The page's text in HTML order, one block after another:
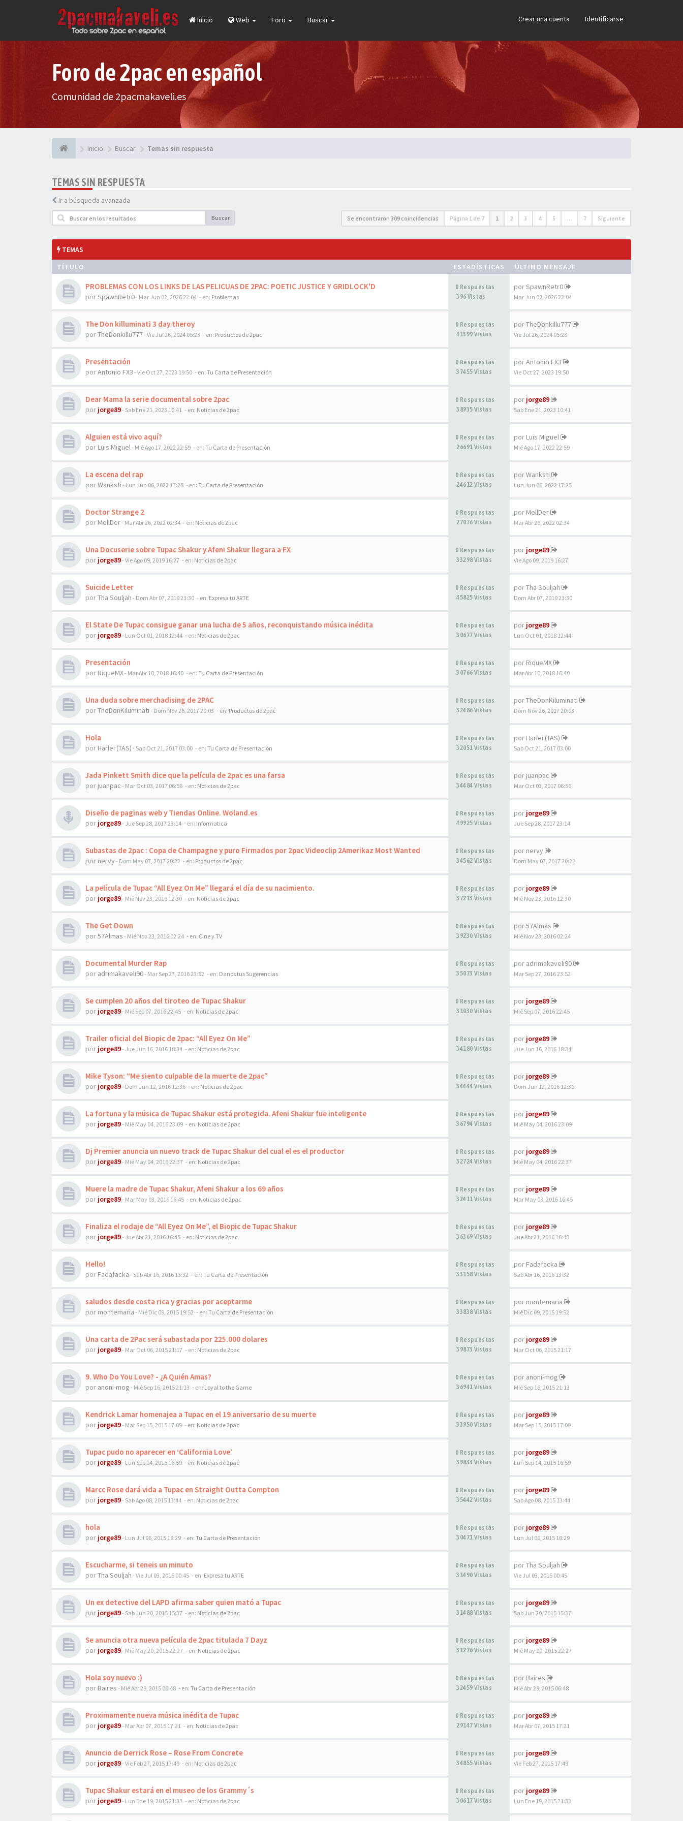
Inicio Web Foro Buscar Crear una cuenta Identificarse
Foro de 2pac en español
Comunidad de 2pacmakaveli.es
Inicio Buscar Temas sin respuesta
TEMAS SIN RESPUESTA
Ir a búsqueda avanzada
Buscar Se encontraron 309 coincidencias Página 1 de 7 1 2 3 4 5 … 7 Siguiente
TEMAS
TÍTULO
ESTADÍSTICAS ÚLTIMO MENSAJE
PROBLEMAS CON LOS LINKS DE LAS PELICUAS DE 2PAC: POETIC JUSTICE Y GRIDLOCK'D
porSpawnRetr0- Mar Jun 02, 2026 22:04 - en: Problemas
0 Respuestas
396 Vistas
porSpawnRetr0
Mar Jun 02, 2026 22:04
The Don killuminati 3 day theroy
porTheDonkillu777- Vie Jul 26, 2024 05:23 - en: Productos de 2pac
0 Respuestas
41399 Vistas
porTheDonkillu777
Vie Jul 26, 2024 05:23
Presentación
porAntonio FX3 - Vie Oct 27, 2023 19:50 - en: Tu Carta de Presentación
0 Respuestas
37455 Vistas
porAntonio FX3
Vie Oct 27, 2023 19:50
Dear Mama la serie documental sobre 2pac
por jorge89- Sab Ene 21, 2023 10:41 - en: Noticias de 2pac
0 Respuestas
38935 Vistas
por jorge89
Sab Ene 21, 2023 10:41
Alguien está vivo aquí?
por Luis Miguel- Mié Ago 17, 2022 22:59 - en: Tu Carta de Presentación
0 Respuestas
26691 Vistas
por Luis Miguel
Mié Ago 17, 2022 22:59
La escena del rap
porWanksti - Lun Jun 06, 2022 17:25 - en: Tu Carta de Presentación
0 Respuestas
24612 Vistas
porWanksti
Lun Jun 06, 2022 17:25
Doctor Strange 2
por MellDer- Mar Abr 26, 2022 02:34 - en: Noticias de 2pac
0 Respuestas
27076 Vistas
por MellDer
Mar Abr 26, 2022 02:34
Una Docuserie sobre Tupac Shakur y Afeni Shakur llegara a FX
por jorge89- Vie Ago 09, 2019 16:27 - en: Noticias de 2pac
0 Respuestas
33298 Vistas
por jorge89
Vie Ago 09, 2019 16:27
Suicide Letter
porTha Souljah - Dom Abr 07, 2019 23:30 - en: Expresa tu ARTE
0 Respuestas
45825 Vistas
porTha Souljah
Dom Abr 07, 2019 23:30
El State De Tupac consigue ganar una lucha de 5 años, reconquistando música inédita
por jorge89- Lun Oct 01, 2018 12:44 - en: Noticias de 2pac
0 Respuestas
30677 Vistas
por jorge89
Lun Oct 01, 2018 12:44
Presentación
por RiqueMX- Mar Abr 10, 2018 16:40 - en: Tu Carta de Presentación
0 Respuestas
30766 Vistas
por RiqueMX
Mar Abr 10, 2018 16:40
Una duda sobre merchadising de 2PAC
porTheDonKiluminati - Dom Nov 26, 2017 20:03 - en: Productos de 2pac
0 Respuestas
32486 Vistas
porTheDonKiluminati
Dom Nov 26, 2017 20:03
Hola
por Harlei (TAS) - Sab Oct 21, 2017 03:00 - en: Tu Carta de Presentación
0 Respuestas
32051 Vistas
por Harlei (TAS)
Sab Oct 21, 2017 03:00
Jada Pinkett Smith dice que la película de 2pac es una farsa
por juanpac - Mar Oct 03, 2017 06:56 - en: Noticias de 2pac
0 Respuestas
34484 Vistas
por juanpac
Mar Oct 03, 2017 06:56
Diseño de paginas web y Tiendas Online. Woland.es
por jorge89- Jue Sep 28, 2017 23:14 - en: Informatica
0 Respuestas
49925 Vistas
por jorge89
Jue Sep 28, 2017 23:14
Subastas de 2pac : Copa de Champagne y puro Firmados por 2pac Videoclip 2Amerikaz Most Wanted
por nervy - Dom May 07, 2017 20:22 - en: Productos de 2pac
0 Respuestas
34562 Vistas
por nervy
Dom May 07, 2017 20:22
La película de Tupac “All Eyez On Me” llegará el día de su nacimiento.
por jorge89- Mié Nov 23, 2016 12:30 - en: Noticias de 2pac
0 Respuestas
37213 Vistas
por jorge89
Mié Nov 23, 2016 12:30
The Get Down
por57Almas - Mié Nov 23, 2016 02:24 - en: Cine y TV
0 Respuestas
39230 Vistas
por57Almas
Mié Nov 23, 2016 02:24
Documental Murder Rap
por adrimakaveli90- Mar Sep 27, 2016 23:52 - en: Danos tus Sugerencias
0 Respuestas
35073 Vistas
por adrimakaveli90
Mar Sep 27, 2016 23:52
Se cumplen 20 años del tiroteo de Tupac Shakur
por jorge89- Mié Sep 07, 2016 22:45 - en: Noticias de 2pac
0 Respuestas
31030 Vistas
por jorge89
Mié Sep 07, 2016 22:45
Trailer oficial del Biopic de 2pac: “All Eyez On Me”
por jorge89- Jue Jun 16, 2016 18:34 - en: Noticias de 2pac
0 Respuestas
34180 Vistas
por jorge89
Jue Jun 16, 2016 18:34
Mike Tyson: “Me siento culpable de la muerte de 2pac”
por jorge89- Dom Jun 12, 2016 12:36 - en: Noticias de 2pac
0 Respuestas
34444 Vistas
por jorge89
Dom Jun 12, 2016 12:36
La fortuna y la música de Tupac Shakur está protegida. Afeni Shakur fue inteligente
por jorge89- Mié May 04, 2016 23:09 - en: Noticias de 2pac
0 Respuestas
36794 Vistas
por jorge89
Mié May 04, 2016 23:09
Dj Premier anuncia un nuevo track de Tupac Shakur del cual el es el productor
por jorge89- Mié May 04, 2016 22:37 - en: Noticias de 2pac
0 Respuestas
32724 Vistas
por jorge89
Mié May 04, 2016 22:37
Muere la madre de Tupac Shakur, Afeni Shakur a los 69 años
por jorge89- Mar May 03, 2016 16:45 - en: Noticias de 2pac
0 Respuestas
32411 Vistas
por jorge89
Mar May 03, 2016 16:45
Finaliza el rodaje de “All Eyez On Me”, el Biopic de Tupac Shakur
por jorge89- Jue Abr 21, 2016 16:45 - en: Noticias de 2pac
0 Respuestas
36369 Vistas
por jorge89
Jue Abr 21, 2016 16:45
Hello!
por Fadafacka - Sab Abr 16, 2016 13:32 - en: Tu Carta de Presentación
0 Respuestas
33158 Vistas
por Fadafacka
Sab Abr 16, 2016 13:32
saludos desde costa rica y gracias por aceptarme
por montemaria - Mié Dic 09, 2015 19:52 - en: Tu Carta de Presentación
0 Respuestas
33838 Vistas
por montemaria
Mié Dic 09, 2015 19:52
Una carta de 2Pac será subastada por 225.000 dolares
por jorge89- Mar Oct 06, 2015 21:17 - en: Noticias de 2pac
0 Respuestas
39873 Vistas
por jorge89
Mar Oct 06, 2015 21:17
9. Who Do You Love? - ¿A Quién Amas?
por anoni-mog - Mié Sep 16, 2015 21:13 - en: Loyal to the Game
0 Respuestas
36941 Vistas
por anoni-mog
Mié Sep 16, 2015 21:13
Kendrick Lamar homenajea a Tupac en el 19 aniversario de su muerte
por jorge89- Mar Sep 15, 2015 17:09 - en: Noticias de 2pac
0 Respuestas
33950 Vistas
por jorge89
Mar Sep 15, 2015 17:09
Tupac pudo no aparecer en ‘California Love’
por jorge89- Lun Sep 14, 2015 16:59 - en: Noticias de 2pac
0 Respuestas
39833 Vistas
por jorge89
Lun Sep 14, 2015 16:59
Marcc Rose dará vida a Tupac en Straight Outta Compton
por jorge89- Sab Ago 08, 2015 13:44 - en: Noticias de 2pac
0 Respuestas
35442 Vistas
por jorge89
Sab Ago 08, 2015 13:44
hola
por jorge89- Lun Jul 06, 2015 18:29 - en: Tu Carta de Presentación
0 Respuestas
30471 Vistas
por jorge89
Lun Jul 06, 2015 18:29
Escucharme, si teneis un minuto
porTha Souljah - Vie Jul 03, 2015 00:45 - en: Expresa tu ARTE
0 Respuestas
31490 Vistas
porTha Souljah
Vie Jul 03, 2015 00:45
Un ex detective del LAPD afirma saber quien mató a Tupac
por jorge89- Sab Jun 20, 2015 15:37 - en: Noticias de 2pac
0 Respuestas
31488 Vistas
por jorge89
Sab Jun 20, 2015 15:37
Se anuncia otra nueva película de 2pac titulada 7 Dayz
por jorge89- Mié May 20, 2015 22:27 - en: Noticias de 2pac
0 Respuestas
31276 Vistas
por jorge89
Mié May 20, 2015 22:27
Hola soy nuevo :)
por Baires - Mié Abr 29, 2015 06:48 - en: Tu Carta de Presentación
0 Respuestas
32459 Vistas
por Baires
Mié Abr 29, 2015 06:48
Proximamente nueva música inédita de Tupac
por jorge89- Mar Abr 07, 2015 17:21 - en: Noticias de 2pac
0 Respuestas
29147 Vistas
por jorge89
Mar Abr 07, 2015 17:21
Anuncio de Derrick Rose – Rose From Concrete
por jorge89- Vie Feb 27, 2015 17:49 - en: Noticias de 2pac
0 Respuestas
34855 Vistas
por jorge89
Vie Feb 27, 2015 17:49
Tupac Shakur estará en el museo de los Grammy´s
por jorge89- Lun Ene 19, 2015 21:33 - en: Noticias de 2pac
0 Respuestas
30617 Vistas
por jorge89
Lun Ene 19, 2015 21:33